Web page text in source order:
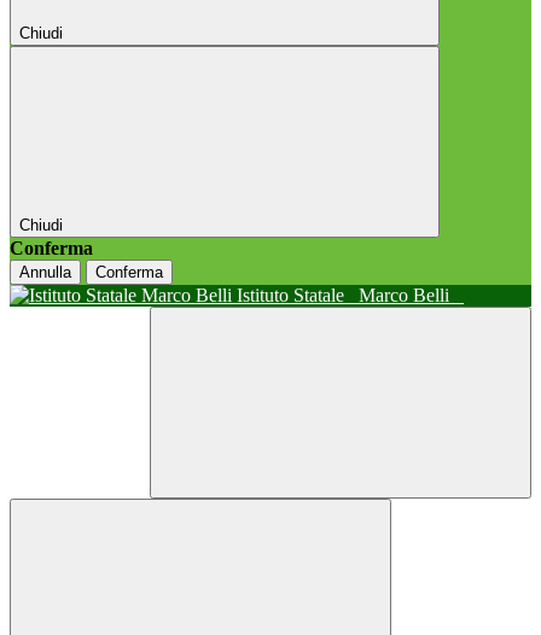
Chiudi
Chiudi
Conferma
Annulla Conferma
Istituto Statale Marco Belli